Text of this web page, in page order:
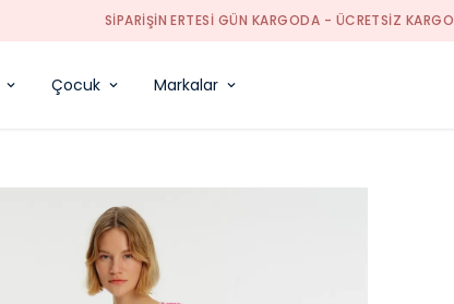
SIPARIŞIN ERTESI GÜN KARGODA - ÜCRETSIZ KARGO
Çocuk Markalar